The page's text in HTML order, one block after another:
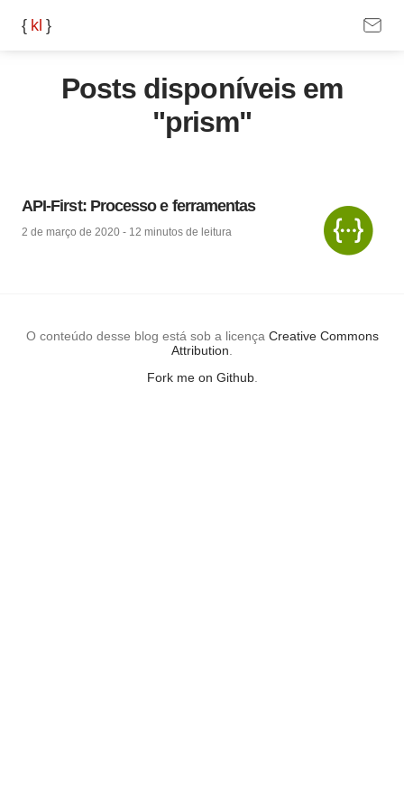
{ kl }
Posts disponíveis em
"prism"
API-First: Processo e ferramentas
2 de março de 2020 - 12 minutos de leitura
O conteúdo desse blog está sob a licença Creative Commons
Attribution
Fork me on Github.